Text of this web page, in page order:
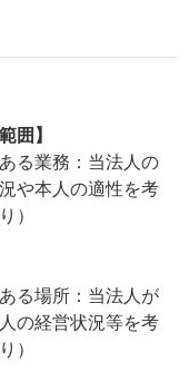
囲】
る業務：当法人の
や本人の適性を考
）
る場所：当法人が
の経営状況等を考
）